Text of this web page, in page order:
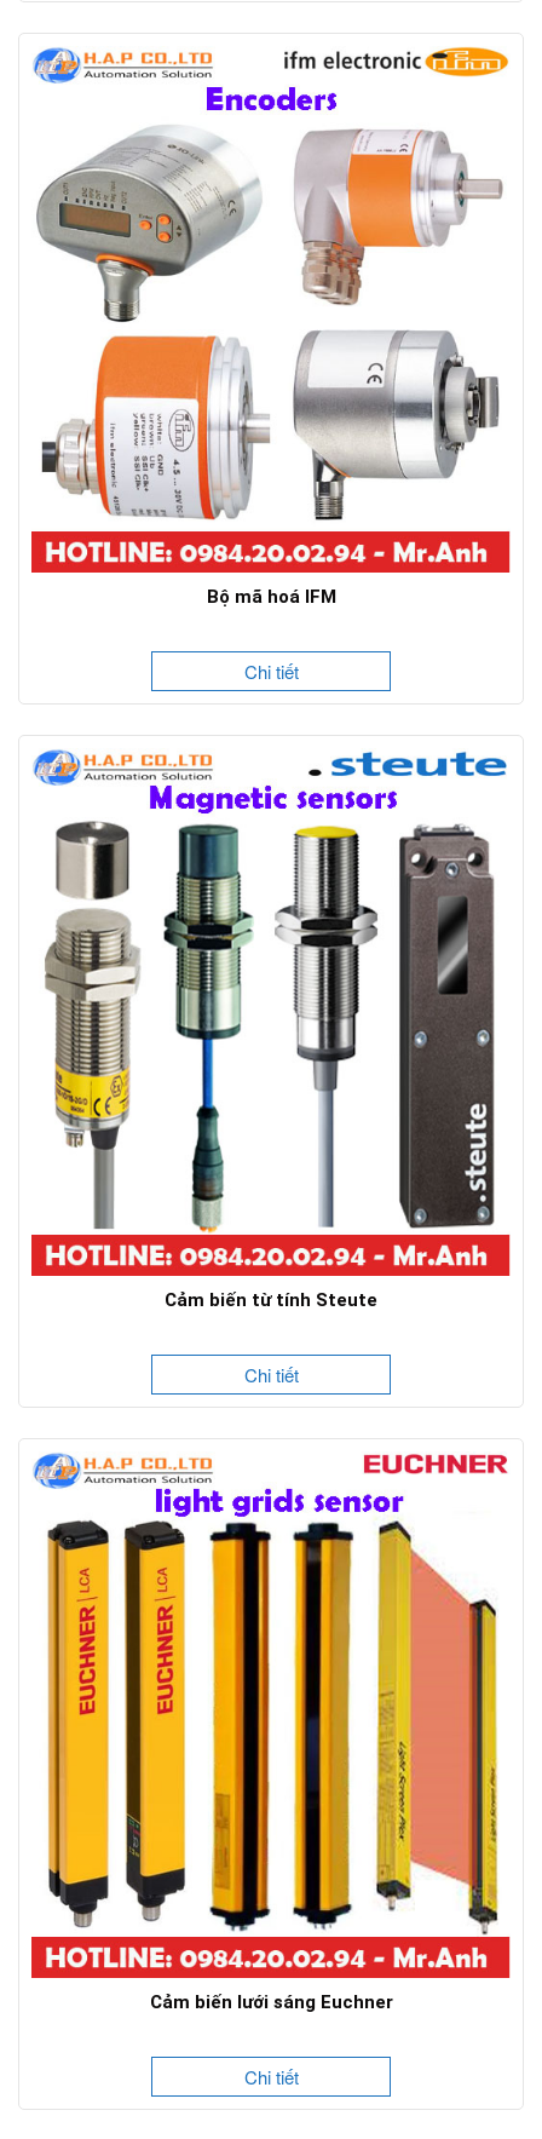
Bộ mã hoá IFM
Chi tiết
Cảm biến từ tính Steute
Chi tiết
Cảm biến lưới sáng Euchner
Chi tiết